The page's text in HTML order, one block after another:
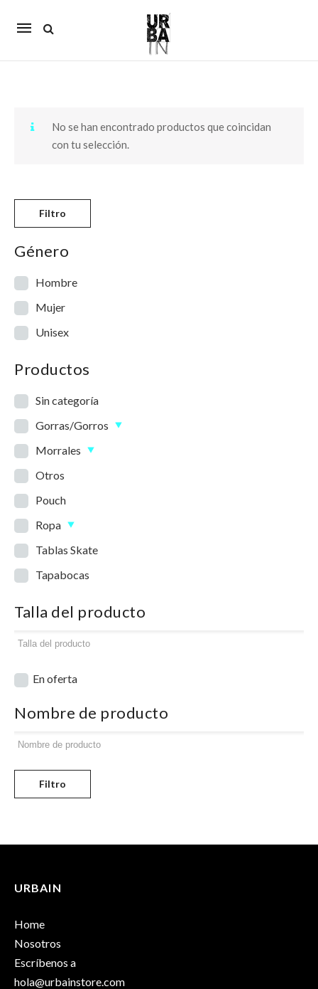
Mobile
No se han encontrado productos que coincidan
con tu selección.
Filtro
Género
Hombre
Mujer
Unisex
Productos
Sin categoría
Gorras/Gorros
Morrales
Otros
Pouch
Ropa
Tablas Skate
Tapabocas
Talla del producto
En oferta
Nombre de producto
Filtro
URBAIN
Home
Nosotros
Escríbenos a
hola@urbainstore.com